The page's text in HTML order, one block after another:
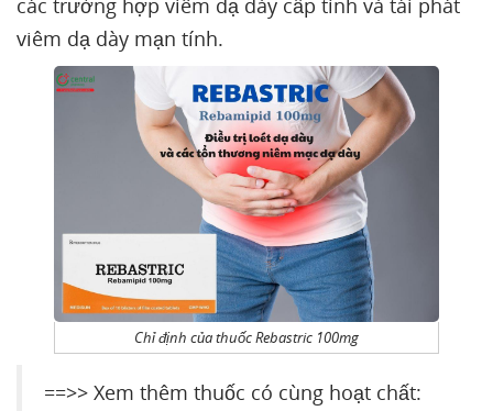
các trường hợp viêm dạ dày cấp tính và tái phát
viêm dạ dày mạn tính.
Chỉ định của thuốc Rebastric 100mg
==>> Xem thêm thuốc có cùng hoạt chất: